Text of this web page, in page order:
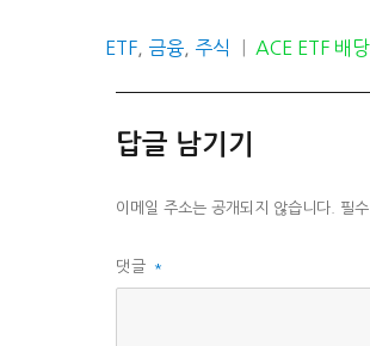
카
리
ETF, 금융, 주식
태
ACE ETF 배
답글 남기기
이메일 주소는 공개되지 않습니다. 필
댓글 *